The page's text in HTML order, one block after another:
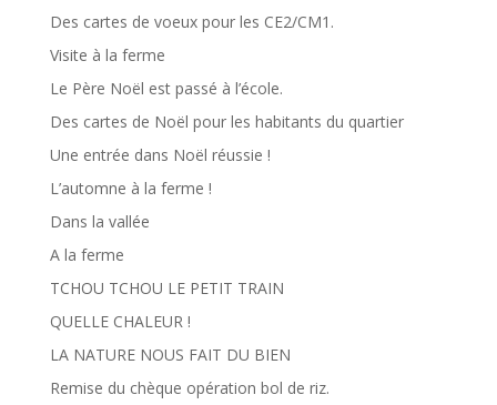
Des cartes de voeux pour les CE2/CM1.
Visite à la ferme
Le Père Noël est passé à l’école.
Des cartes de Noël pour les habitants du quartier
Une entrée dans Noël réussie !
L’automne à la ferme !
Dans la vallée
A la ferme
TCHOU TCHOU LE PETIT TRAIN
QUELLE CHALEUR !
LA NATURE NOUS FAIT DU BIEN
Remise du chèque opération bol de riz.